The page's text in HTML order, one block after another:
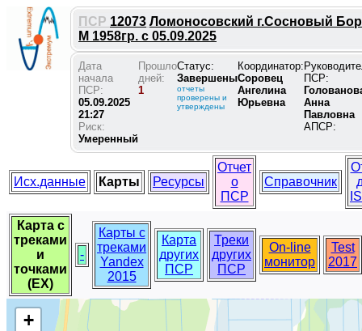
ПСР 12073 Ломоносовский г.Сосновый Бор
М 1958гр. с 05.09.2025
Дата
начала
ПСР:
05.09.2025
21:27
Риск:
Умеренный
Прошло
дней:
1
Статус:
Завершены
отчеты
проверены и
утверждены
Координатор:
Соровец
Ангелина
Юрьевна
ПСР:
Анна
Павловна
АПСР:
Исх.данные Карты Ресурсы
Отчет
о
ПСР
Справочник
Карта с
треками
и
точками
(EX)
-
Карты с
треками
Yandex
2015
Карта
других
ПСР
Треки
других
ПСР
On-line
монитор
Test
2017
+